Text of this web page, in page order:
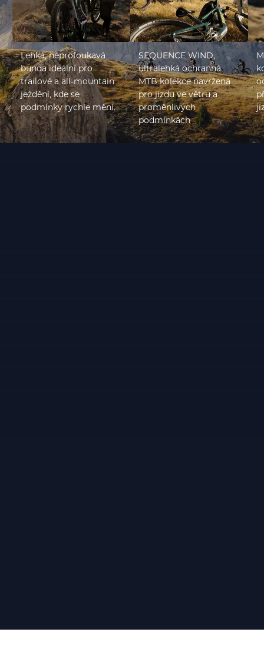
Lehká, neprofoukavá
bunda ideální pro
trailové a all-mountain
ježdění, kde se
podmínky rychle mění.
SEQUENCE WIND,
ultralehká ochranná
MTB kolekce navržená
pro jízdu ve větru a
proměnlivých
podmínkách